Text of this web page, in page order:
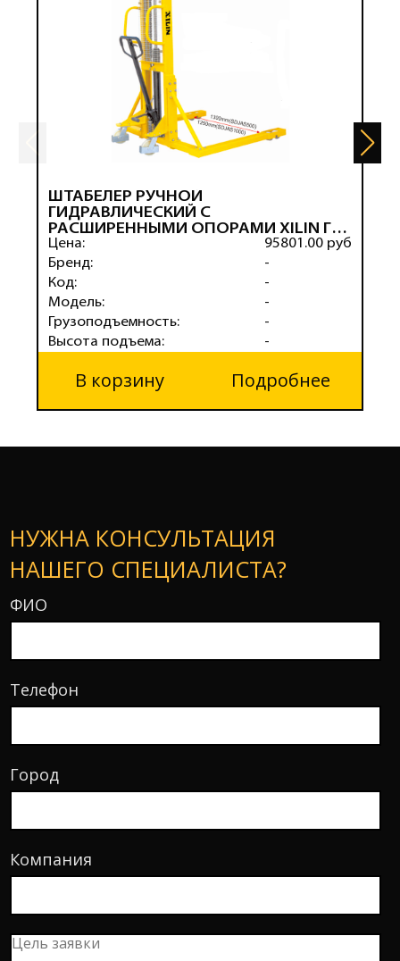
ШТАБЕЛЕР РУЧНОЙ
ГИДРАВЛИЧЕСКИЙ С
РАСШИРЕННЫМИ ОПОРАМИ XILIN Г/П
1,0 Т 1,6 М SDJAS1000
Цена:
Бренд:
Код:
Модель:
Грузоподъемность:
Высота подъема:
95801.00 руб
-
-
-
-
-
В корзину Подробнее
НУЖНА КОНСУЛЬТАЦИЯ
НАШЕГО СПЕЦИАЛИСТА?
ФИО
Телефон
Город
Компания